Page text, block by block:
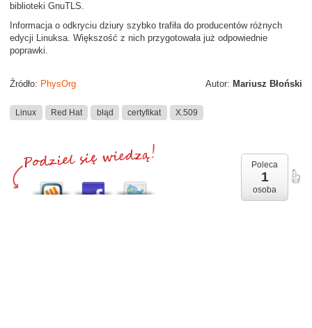
biblioteki GnuTLS.
Informacja o odkryciu dziury szybko trafiła do producentów różnych
edycji Linuksa. Większość z nich przygotowała już odpowiednie
poprawki.
Autor: Mariusz Błoński
Źródło: PhysOrg
Linux Red Hat błąd certyfikat X.509
Poleca
1
osoba